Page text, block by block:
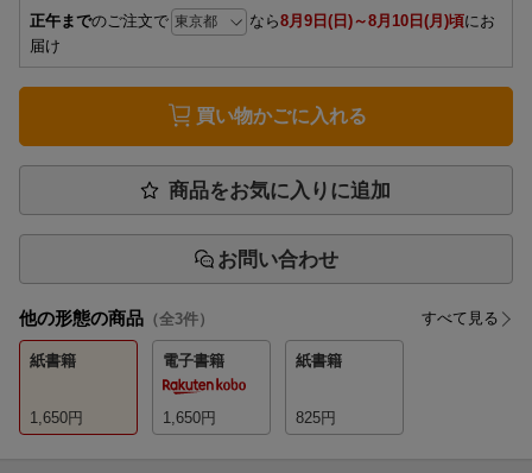
正午までのご注文で なら8月9日(日)～8月10日(月)頃にお
届け
買い物かごに入れる
商品をお気に入りに追加
お問い合わせ
他の形態の商品 （全3件） すべて見る
紙書籍
1,650円
電子書籍
1,650円
紙書籍
825円